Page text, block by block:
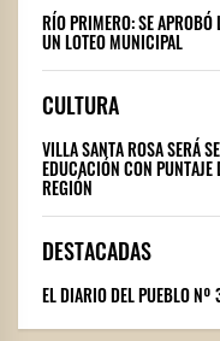
RÍO PRIMERO: SE APROBÓ
UN LOTEO MUNICIPAL
CULTURA
VILLA SANTA ROSA SERÁ
EDUCACIÓN CON PUNTAJE
REGIÓN
DESTACADAS
EL DIARIO DEL PUEBLO